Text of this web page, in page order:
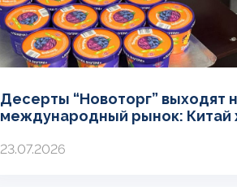
Десерты “Новоторг” выходят
международный рынок: Китай
23.07.2026